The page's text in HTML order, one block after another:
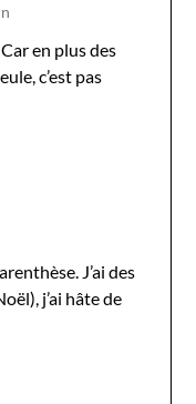
en plus des
c’est pas
J’ai des
j’ai hâte de